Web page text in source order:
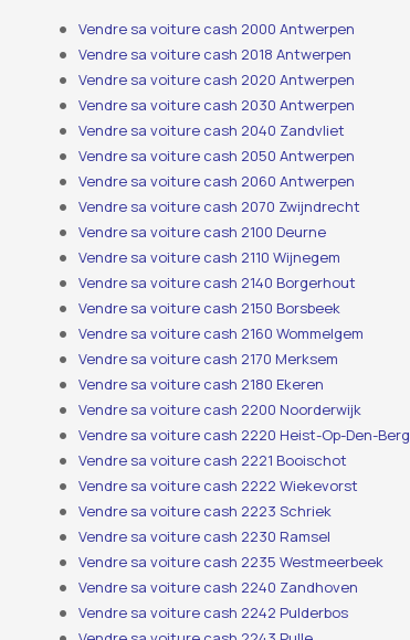
Vendre sa voiture cash 2000 Antwerpen
Vendre sa voiture cash 2018 Antwerpen
Vendre sa voiture cash 2020 Antwerpen
Vendre sa voiture cash 2030 Antwerpen
Vendre sa voiture cash 2040 Zandvliet
Vendre sa voiture cash 2050 Antwerpen
Vendre sa voiture cash 2060 Antwerpen
Vendre sa voiture cash 2070 Zwijndrecht
Vendre sa voiture cash 2100 Deurne
Vendre sa voiture cash 2110 Wijnegem
Vendre sa voiture cash 2140 Borgerhout
Vendre sa voiture cash 2150 Borsbeek
Vendre sa voiture cash 2160 Wommelgem
Vendre sa voiture cash 2170 Merksem
Vendre sa voiture cash 2180 Ekeren
Vendre sa voiture cash 2200 Noorderwijk
Vendre sa voiture cash 2220 Heist-Op-Den-Berg
Vendre sa voiture cash 2221 Booischot
Vendre sa voiture cash 2222 Wiekevorst
Vendre sa voiture cash 2223 Schriek
Vendre sa voiture cash 2230 Ramsel
Vendre sa voiture cash 2235 Westmeerbeek
Vendre sa voiture cash 2240 Zandhoven
Vendre sa voiture cash 2242 Pulderbos